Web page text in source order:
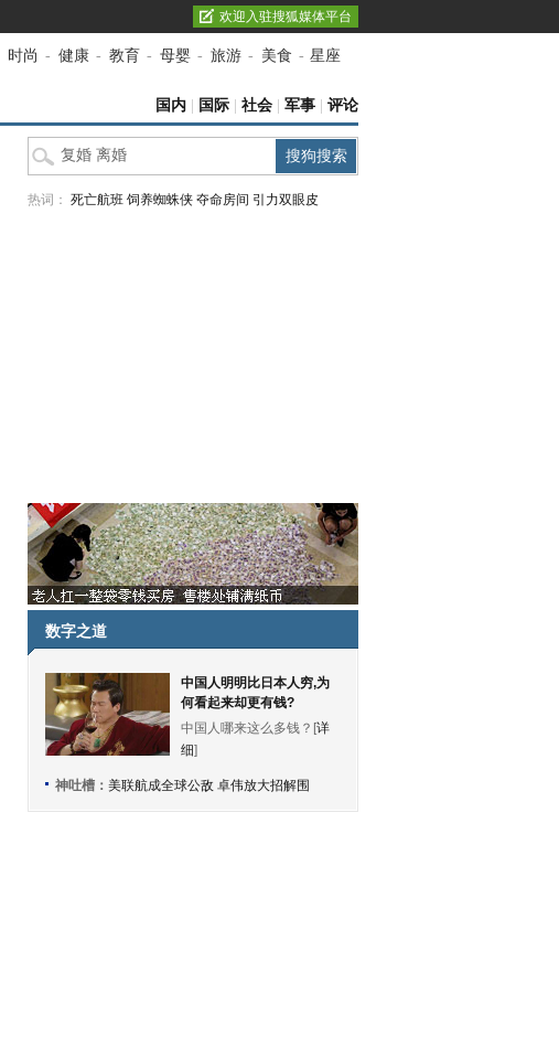
欢迎入驻搜狐媒体平台
时尚 - 健康 - 教育 - 母婴 - 旅游 - 美食 - 星座
国内 国际 社会 军事 评论
热词： 死亡航班 饲养蜘蛛侠 夺命房间 引力双眼皮
数字之道
中国人明明比日本人穷,为
何看起来却更有钱?
中国人哪来这么多钱？[详
细]
神吐槽： 美联航成全球公敌 卓伟放大招解围